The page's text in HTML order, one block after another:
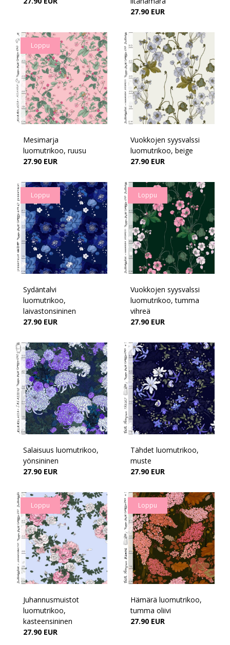
27.90 EUR
Loppu
Mesimarja
luomutrikoo, ruusu
27.90 EUR
Vuokkojen syysvalssi
luomutrikoo, beige
27.90 EUR
Loppu
Sydäntalvi
luomutrikoo,
laivastonsininen
27.90 EUR
Loppu
Vuokkojen syysvalssi
luomutrikoo, tumma
vihreä
27.90 EUR
Salaisuus luomutrikoo,
yönsininen
27.90 EUR
Tähdet luomutrikoo,
muste
27.90 EUR
Loppu
Juhannusmuistot
luomutrikoo,
kasteensininen
27.90 EUR
Loppu
Hämärä luomutrikoo,
tumma oliivi
27.90 EUR